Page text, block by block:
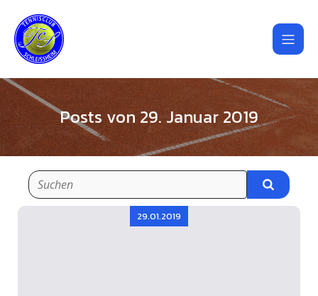
Posts von 29. Januar 2019
29.01.2019